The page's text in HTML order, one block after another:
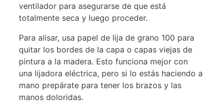
ventilador para asegurarse de que está
totalmente seca y luego proceder.
Para alisar, usa papel de lija de grano 100 para
quitar los bordes de la capa o capas viejas de
pintura a la madera. Esto funciona mejor con
una lijadora eléctrica, pero si lo estás haciendo a
mano prepárate para tener los brazos y las
manos doloridas.